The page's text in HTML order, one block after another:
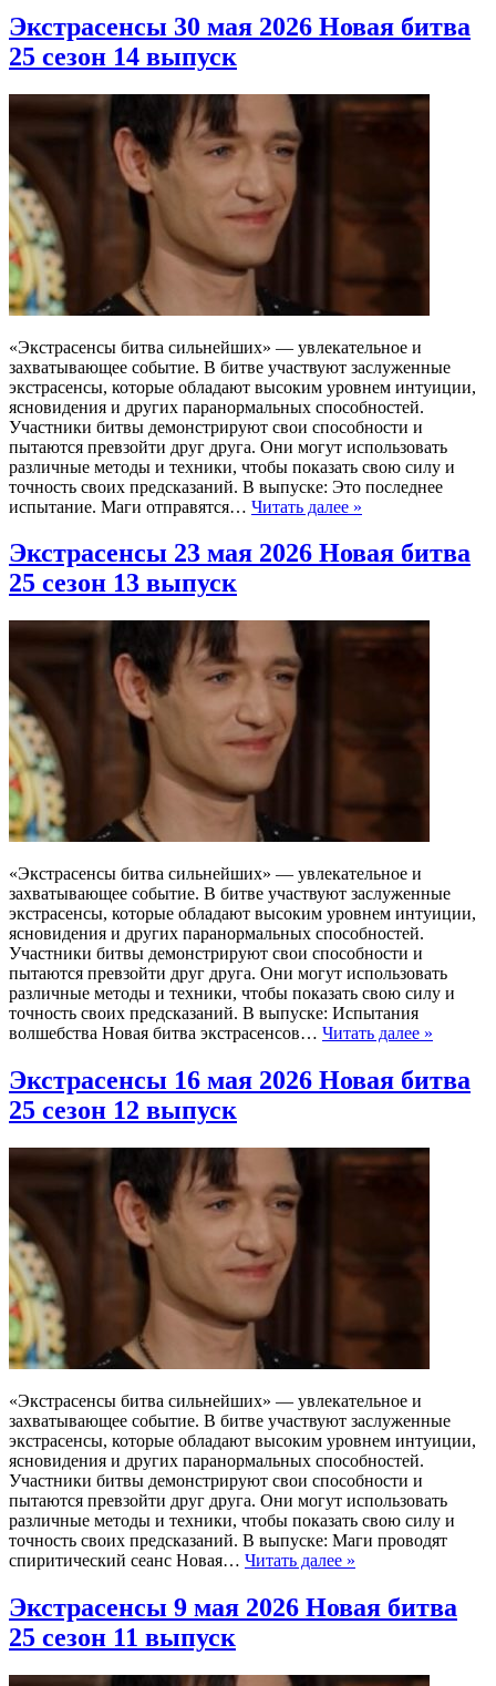
Экстрасенсы 30 мая 2026 Новая битва
25 сезон 14 выпуск
«Экстрасенсы битва сильнейших» — увлекательное и
захватывающее событие. В битве участвуют заслуженные
экстрасенсы, которые обладают высоким уровнем интуиции,
ясновидения и других паранормальных способностей.
Участники битвы демонстрируют свои способности и
пытаются превзойти друг друга. Они могут использовать
различные методы и техники, чтобы показать свою силу и
точность своих предсказаний. В выпуске: Это последнее
испытание. Маги отправятся… Читать далее »
Экстрасенсы 23 мая 2026 Новая битва
25 сезон 13 выпуск
«Экстрасенсы битва сильнейших» — увлекательное и
захватывающее событие. В битве участвуют заслуженные
экстрасенсы, которые обладают высоким уровнем интуиции,
ясновидения и других паранормальных способностей.
Участники битвы демонстрируют свои способности и
пытаются превзойти друг друга. Они могут использовать
различные методы и техники, чтобы показать свою силу и
точность своих предсказаний. В выпуске: Испытания
волшебства Новая битва экстрасенсов… Читать далее »
Экстрасенсы 16 мая 2026 Новая битва
25 сезон 12 выпуск
«Экстрасенсы битва сильнейших» — увлекательное и
захватывающее событие. В битве участвуют заслуженные
экстрасенсы, которые обладают высоким уровнем интуиции,
ясновидения и других паранормальных способностей.
Участники битвы демонстрируют свои способности и
пытаются превзойти друг друга. Они могут использовать
различные методы и техники, чтобы показать свою силу и
точность своих предсказаний. В выпуске: Маги проводят
спиритический сеанс Новая… Читать далее »
Экстрасенсы 9 мая 2026 Новая битва
25 сезон 11 выпуск